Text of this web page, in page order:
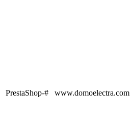
PrestaShop-# www.domoelectra.com